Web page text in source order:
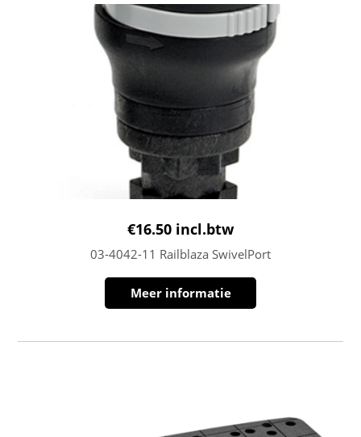
€16.50 incl.btw
03-4042-11 Railblaza SwivelPort
Meer informatie